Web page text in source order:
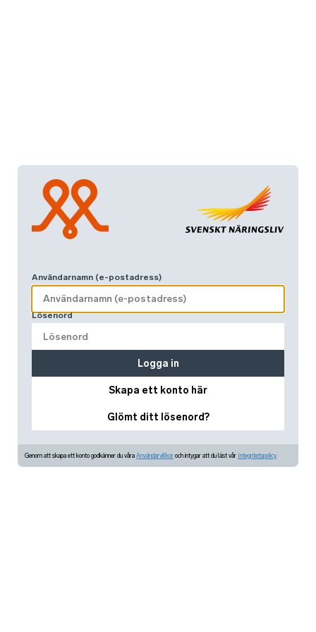
Användarnamn (e-postadress)
Lösenord
Skapa ett konto här
Glömt ditt lösenord?
Logga in
Genom att skapa ett konto godkänner du våra Användarvillkor och intygar att du läst vår Integritetspolicy.